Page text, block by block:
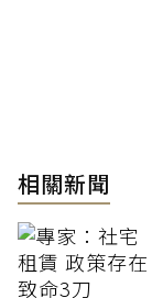
相關新聞